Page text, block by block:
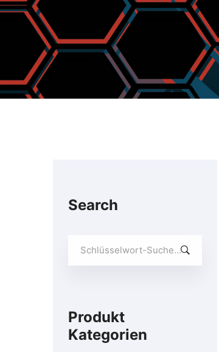
Search
Sie
Produkt
Kategorien